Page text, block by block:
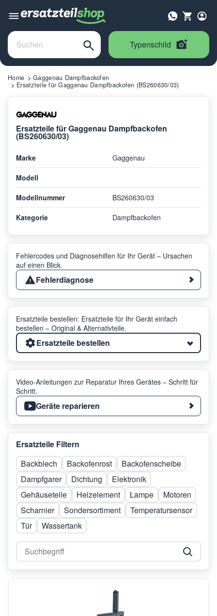
Typenschild
Home
Gaggenau Dampfbackofen
Ersatzteile für Gaggenau Dampfbackofen (BS260630/03)
Ersatzteile für Gaggenau Dampfbackofen
(BS260630/03)
Marke Gaggenau
Modell
Modellnummer BS260630/03
Kategorie Dampfbackofen
Fehlercodes und Diagnosehilfen für Ihr Gerät – Ursachen
auf einen Blick.
Fehlerdiagnose
Ersatzteile bestellen: Ersatzteile für Ihr Gerät einfach
bestellen – Original & Alternativteile.
Ersatzteile bestellen
Video-Anleitungen zur Reparatur Ihres Gerätes – Schritt für
Schritt.
Geräte reparieren
Ersatzteile Filtern
Backblech
Backofenrost
Backofenscheibe
Dampfgarer
Dichtung
Elektronik
Gehäuseteile
Heizelement Lampe
Motoren
Scharnier
Sondersortiment
Temperatursensor
Tür
Wassertank